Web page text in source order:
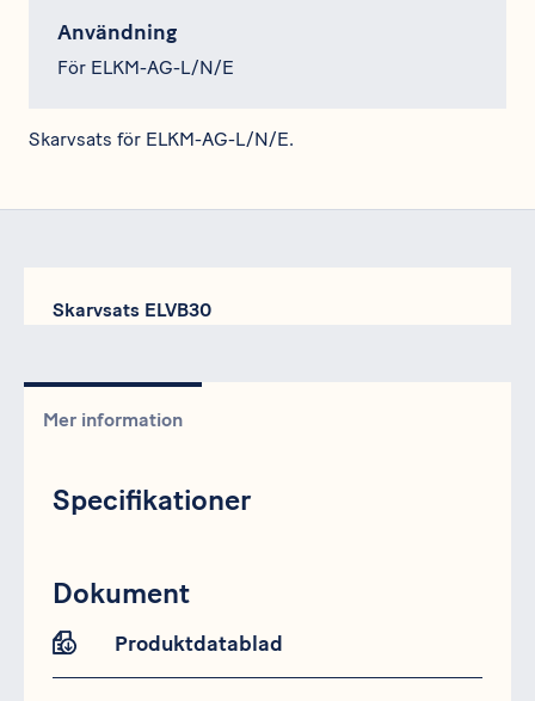
Användning
För ELKM-AG-L/N/E
Skarvsats för ELKM-AG-L/N/E.
Skarvsats ELVB30
Mer information
Specifikationer
Dokument
Produktdatablad